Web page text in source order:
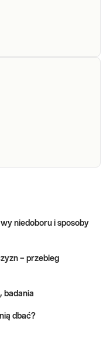
orientacji w terenie i
dla dziecka,
dzieciom-
DZIECIOM.
diety → W celu zdiagnozowania
niedoboru i sposoby
– przebieg
badania
dbać?